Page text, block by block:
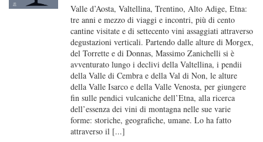
Valle d’Aosta, Valtellina, Trentino, Alto Adige, Etna:
tre anni e mezzo di viaggi e incontri, più di cento
cantine visitate e di settecento vini assaggiati attraverso
degustazioni verticali. Partendo dalle alture di Morgex,
del Torrette e di Donnas, Massimo Zanichelli si è
avventurato lungo i declivi della Valtellina, i pendii
della Valle di Cembra e della Val di Non, le alture
della Valle Isarco e della Valle Venosta, per giungere
fin sulle pendici vulcaniche dell’Etna, alla ricerca
dell’essenza dei vini di montagna nelle sue varie
forme: storiche, geografiche, umane. Lo ha fatto
attraverso il [...]